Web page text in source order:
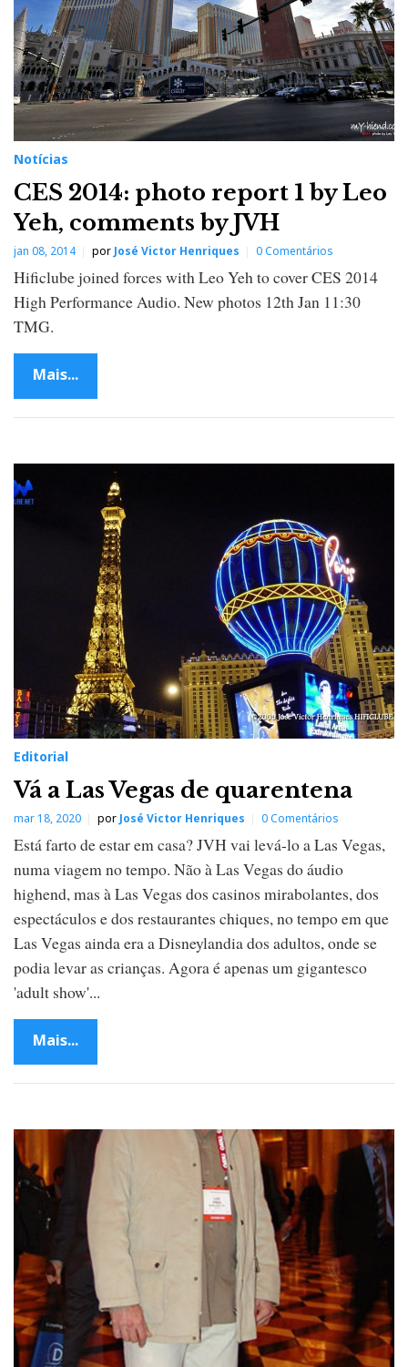
Notícias
CES 2014: photo report 1 by Leo
Yeh, comments by JVH
jan 08, 2014 por José Victor Henriques 0 Comentários
Hificlube joined forces with Leo Yeh to cover CES 2014
High Performance Audio. New photos 12th Jan 11:30
TMG.
Mais...
Editorial
Vá a Las Vegas de quarentena
mar 18, 2020 por José Victor Henriques 0 Comentários
Está farto de estar em casa? JVH vai levá-lo a Las Vegas,
numa viagem no tempo. Não à Las Vegas do áudio
highend, mas à Las Vegas dos casinos mirabolantes, dos
espectáculos e dos restaurantes chiques, no tempo em que
Las Vegas ainda era a Disneylandia dos adultos, onde se
podia levar as crianças. Agora é apenas um gigantesco
'adult show'...
Mais...